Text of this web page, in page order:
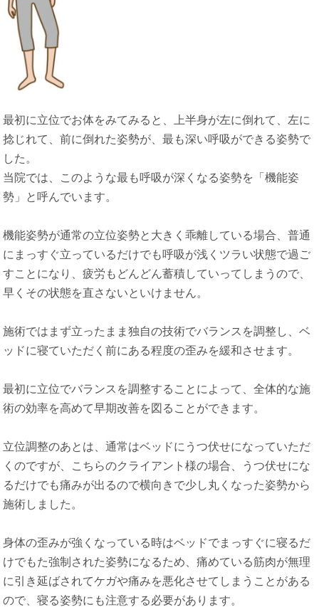
最初に立位でお体をみてみると、上半身が左に倒れて、左に
捻じれて、前に倒れた姿勢が、最も深い呼吸ができる姿勢で
した。
当院では、このような最も呼吸が深くなる姿勢を「機能姿
勢」と呼んでいます。
機能姿勢が通常の立位姿勢と大きく乖離している場合、普通
にまっすぐ立っているだけでも呼吸が浅くツラい状態で過ご
すことになり、疲労もどんどん蓄積していってしまうので、
早くその状態を直さないといけません。
施術ではまず立ったまま独自の技術でバランスを調整し、ベ
ッドに寝ていただく前にある程度の歪みを緩和させます。
最初に立位でバランスを調整することによって、全体的な施
術の効率を高めて早期改善を図ることができます。
立位調整のあとは、通常はベッドにうつ伏せになっていただ
くのですが、こちらのクライアント様の場合、うつ伏せにな
るだけでも痛みが出るので横向きで少し丸くなった姿勢から
施術しました。
身体の歪みが強くなっている時はベッドでまっすぐに寝るだ
けでもた強制された姿勢になるため、痛めている筋肉が無理
に引き延ばされてケガや痛みを悪化させてしまうことがある
ので、寝る姿勢にも注意する必要があります。